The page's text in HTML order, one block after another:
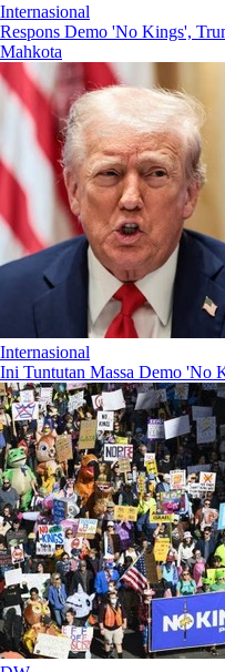
Internasional
Respons Demo 'No Kings',
Mahkota
Internasional
Ini Tuntutan Massa Demo 'No